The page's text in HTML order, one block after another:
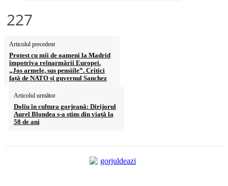
227
Articolul precedent
Protest cu mii de oameni la Madrid
împotriva reînarmării Europei.
„Jos armele, sus pensiile”. Critici
față de NATO și guvernul Sanchez
Articolul următor
Doliu în cultura gorjeană: Dirijorul
Aurel Blondea s-a stins din viață la
58 de ani